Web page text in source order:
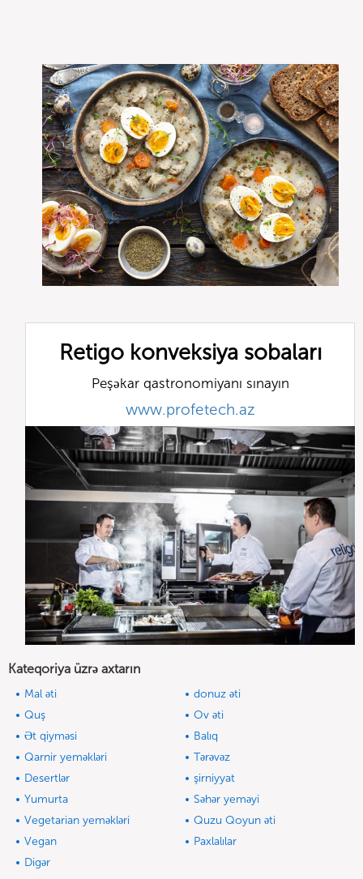
Retigo konveksiya sobaları
Peşəkar qastronomiyanı sınayın
www.profetech.az
Kateqoriya üzrə axtarın
Mal əti
donuz əti
Quş
Ov əti
Ət qiyməsi
Balıq
Qarnir yeməkləri
Tərəvəz
Desertlər
şirniyyat
Yumurta
Səhər yeməyi
Vegetarian yeməkləri
Quzu Qoyun əti
Vegan
Paxlalılar
Digər